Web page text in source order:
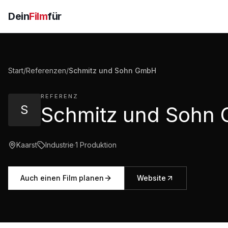
DeinFilmfür
Start/Referenzen/Schmitz und Sohn GmbH
S
REFERENZ
Kaarst Industrie·1 Produktion
Auch einen Film planen Website